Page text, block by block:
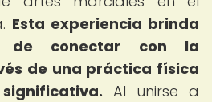
Esta experiencia brinda
de conectar con la
de una práctica física
Al unirse a